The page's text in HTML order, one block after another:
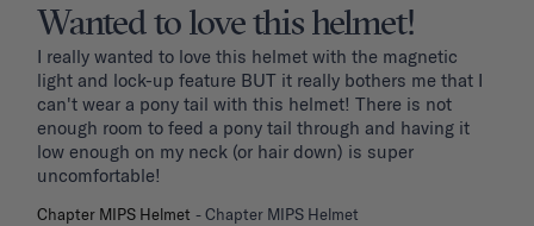
Wanted to love this helmet!
I really wanted to love this helmet with the magnetic
light and lock-up feature BUT it really bothers me that I
can't wear a pony tail with this helmet! There is not
enough room to feed a pony tail through and having it
low enough on my neck (or hair down) is super
uncomfortable!
Chapter MIPS Helmet Chapter MIPS Helmet